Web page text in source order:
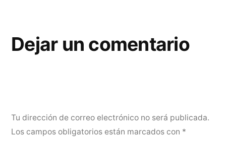
Dejar un comentario
Tu dirección de correo electrónico no será publicada.
Los campos obligatorios están marcados con *